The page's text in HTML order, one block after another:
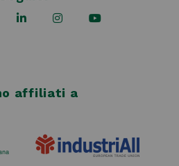
affiliati a